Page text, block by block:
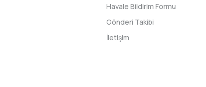
Havale Bildirim Formu
Gönderi Takibi
İletişim